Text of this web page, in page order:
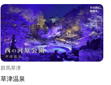
群馬草津
草津温泉